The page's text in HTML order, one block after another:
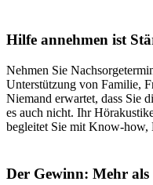
Hilfe annehmen ist
Nehmen Sie
Unterstützung von Familie,
Niemand erwartet, dass Sie
es auch nicht. Ihr
begleitet Sie mit Know-how,
Der Gewinn: Mehr als